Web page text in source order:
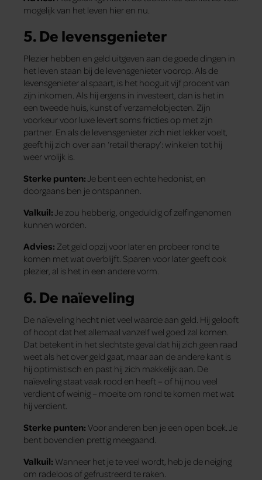
mogelijk van het leven hier en nu.
5. De levensgenieter
Plezier hebben en geld uitgeven aan de goede dingen in
het leven staan bij de levensgenieter voorop. Als de
levensgenieter al spaart, is het hooguit vijf procent van
zijn inkomen. Als hij ergens in investeert, dan is het in
een tweede huis, kunst of verzamelobjecten. Zijn
voorkeur voor luxe levert soms fricties op met zijn
partner. En als de levensgenieter zich niet lekker voelt,
geeft hij zich over aan ‘retail therapy’: winkelen tot hij
weer vrolijk is.
Sterke punten:Je bent een echte hedonist, en
doorgaans ben je ontspannen.
Valkuil:Je zou hebberig, ongeduldig of zelfingenomen
kunnen worden.
Advies: Zet geld opzij voor later en probeer rond te
komen met wat overblijft. Sparen voor later geeft ook
plezier, al is het in een andere vorm.
6. De naïeveling
De naïeveling hecht niet veel waarde aan geld. Hij gelooft
of hoopt dat het allemaal vanzelf wel goed zal komen.
Dat betekent in het slechtste geval dat hij zich geen raad
weet als het over geld gaat, maar aan de andere kant is
hij optimistisch en past hij zich makkelijk aan. De
naïeveling staat vaak rood en heeft – of hij nou veel
verdient of weinig – moeite om rond te komen met wat
hij verdient.
Sterke punten: Voor anderen ben je een open boek. Je
bent bovendien prettig meegaand.
Valkuil: Wanneer het je te veel wordt, heb je de neiging
om radeloos of gefrustreerd te raken.